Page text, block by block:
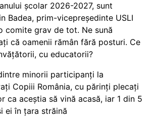
școlar 2026-2027, sunt
Badea, prim-vicepreședinte USLI
comite grav de tot. Ne sună
că oamenii rămân fără posturi. Ce
cu educatorii?
minorii participanți la
Copiii România, cu părinți plecați
ca aceștia să vină acasă, iar 1 din 5
ei în țara străină